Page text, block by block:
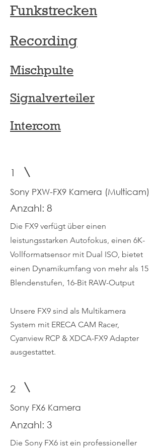
Funkstrecken
Recording
Mischpulte
Signalverteiler
Intercom
1
Sony PXW-FX9 Kamera (Multicam)
Anzahl: 8
Die FX9 verfügt über einen
leistungsstarken Autofokus, einen 6K-
Vollformatsensor mit Dual ISO, bietet
einen Dynamikumfang von mehr als 15
Blendenstufen, 16-Bit RAW-Output
Unsere FX9 sind als Multikamera
System mit ERECA CAM Racer,
Cyanview RCP & XDCA-FX9 Adapter
ausgestattet.
2
Sony FX6 Kamera
Anzahl: 3
Die Sony FX6 ist ein professioneller